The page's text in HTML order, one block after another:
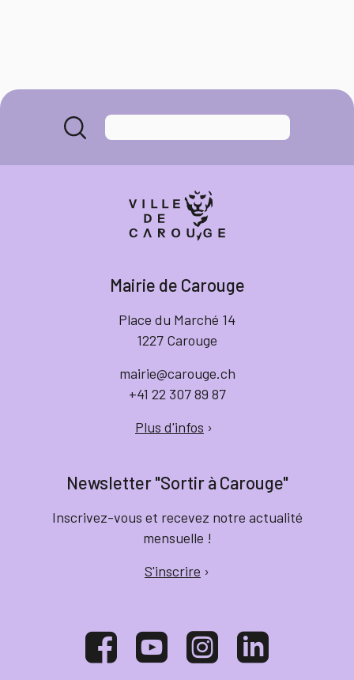
Mairie de Carouge
Place du Marché 14
1227 Carouge
mairie@carouge.ch
+41 22 307 89 87
Plus d'infos ›
Newsletter "Sortir à Carouge"
Inscrivez-vous et recevez notre actualité
mensuelle !
S'inscrire ›